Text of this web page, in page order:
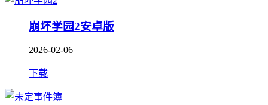
崩坏学园2安卓版
2026-02-06
下载